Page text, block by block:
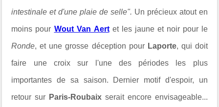
intestinale et d'une plaie de selle". Un précieux atout en
moins pour Wout Van Aertet les jaune et noir pour le
Ronde, et une grosse déception pour Laporte, qui doit
faire une croix sur l'une des périodes les plus
importantes de sa saison. Dernier motif d'espoir, un
retour sur Paris-Roubaix serait encore envisageable...